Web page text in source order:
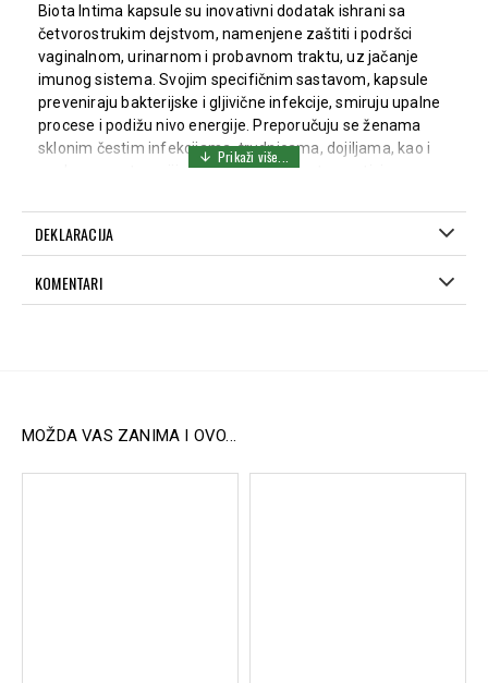
Biota Intima kapsule su inovativni dodatak ishrani sa
četvorostrukim dejstvom, namenjene zaštiti i podršci
vaginalnom, urinarnom i probavnom traktu, uz jačanje
imunog sistema. Svojim specifičnim sastavom, kapsule
preveniraju bakterijske i gljivične infekcije, smiruju upalne
procese i podižu nivo energije. Preporučuju se ženama
sklonim čestim infekcijama, trudnicama, dojiljama, kao i
osobama na terapiji antibioticima ili kontraceptivima.
specifičnim indikacijama.
Štiti vaginalni, urinarni i probavni trakt od infekcija.
Jača imuni sistem i povećava otpornost organizma.
Namenjeno ženama svih uzrasta, od tinejdžerskog do
DEKLARACIJA
KOMENTARI
MOŽDA VAS ZANIMA I OVO...